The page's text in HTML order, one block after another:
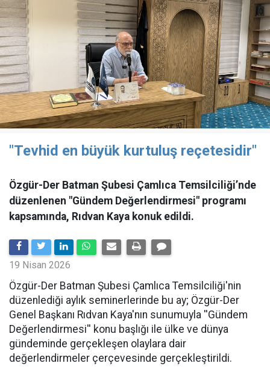
"Tevhid en büyük kurtuluş reçetesidir"
Özgür-Der Batman Şubesi Çamlıca Temsilciliği’nde
düzenlenen "Gündem Değerlendirmesi" programı
kapsamında, Rıdvan Kaya konuk edildi.
19 Nisan 2026
​Özgür-Der Batman Şubesi Çamlıca Temsilciliği'nin
düzenlediği aylık seminerlerinde bu ay; Özgür-Der
Genel Başkanı Rıdvan Kaya'nın sunumuyla ''Gündem
Değerlendirmesi'' konu başlığı ile ülke ve dünya
gündeminde gerçekleşen olaylara dair
değerlendirmeler çerçevesinde gerçekleştirildi.